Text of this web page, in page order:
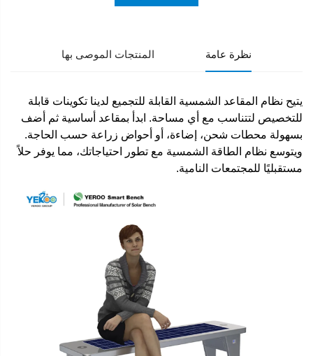
نظرة عامة المنتجات الموصى بها
يتيح نظام المقاعد الشمسية القابلة للتجميع لدينا تكوينات قابلة
للتخصيص لتتناسب مع أي مساحة. ابدأ بمقاعد أساسية ثم أضف
بسهولة محطات شحن، إضاءة، أو أحواض زراعة حسب الحاجة.
ويتوسع نظام الطاقة الشمسية مع تطور احتياجاتك، مما يوفر حلاً
مستقبليًا للمجتمعات النامية.